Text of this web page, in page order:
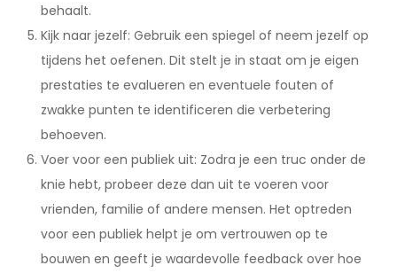
behaalt.
Kijk naar jezelf: Gebruik een spiegel of neem jezelf op
tijdens het oefenen. Dit stelt je in staat om je eigen
prestaties te evalueren en eventuele fouten of
zwakke punten te identificeren die verbetering
behoeven.
Voer voor een publiek uit: Zodra je een truc onder de
knie hebt, probeer deze dan uit te voeren voor
vrienden, familie of andere mensen. Het optreden
voor een publiek helpt je om vertrouwen op te
bouwen en geeft je waardevolle feedback over hoe